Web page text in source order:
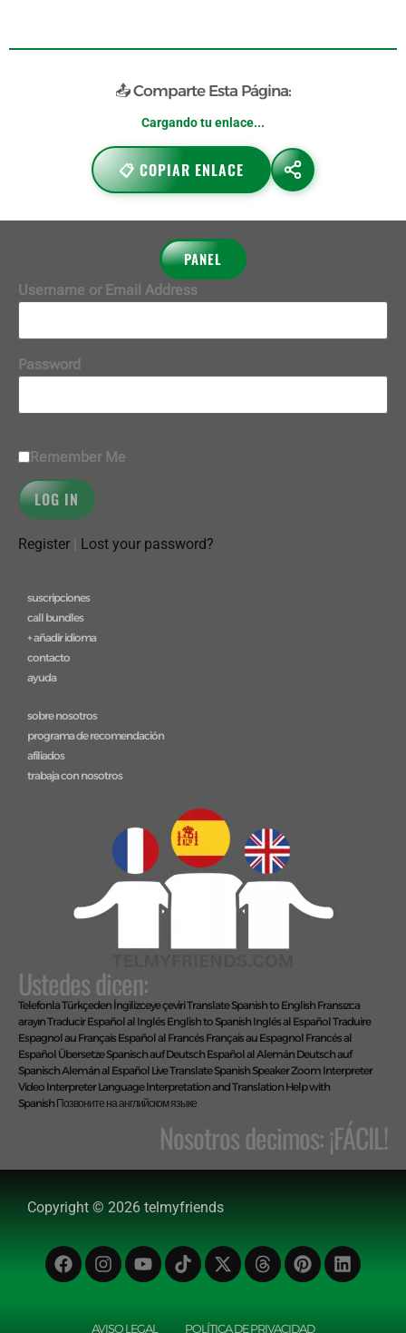
Manage Consent
To provide the best experiences, we use technologies like cookies to store
allow us to process data such as browsing behaviour or unique IDs on this
site. Not consenting or withdrawing consent, may adversely affect certain
features and functions.
📤 Comparte Esta Página:
https://telmyfriends.com/es/telmyfriends-llama-a-india/
📋 COPIAR ENLACE
PANEL
Username or Email Address
Password
Remember Me
Register Lost your password?
suscripciones
call bundles
+ añadir idioma
contacto
ayuda
sobre nosotros
programa de recomendación
afiliados
trabaja con nosotros
Ustedes dicen:
Telefonla Türkçeden İngilizceye çeviriTranslate Spanish to English Fransızca
arayınTraducir Español al Inglés English to Spanish Inglés al EspañolTraduire
Espagnol au Français Español al Francés Français au Espagnol Francés al
Español Übersetze Spanisch auf Deutsch Español al Alemán Deutsch auf
SpanischAlemán al Español Live Translate Spanish Speaker Zoom Interpreter
Video Interpreter Language Interpretation and Translation Help with
Spanish Позвоните на английском языке
Nosotros decimos: ¡FÁCIL!
Copyright © 2026 telmyfriends
AVISO LEGAL POLÍTICA DE PRIVACIDAD